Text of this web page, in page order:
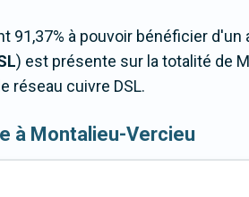
91,37% à pouvoir bénéficier d'un
) est présente sur la totalité de
réseau cuivre DSL.
à Montalieu-Vercieu